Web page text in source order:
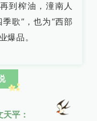
到榨油，潼南人
歌”，也为“西部
爆品。
平：